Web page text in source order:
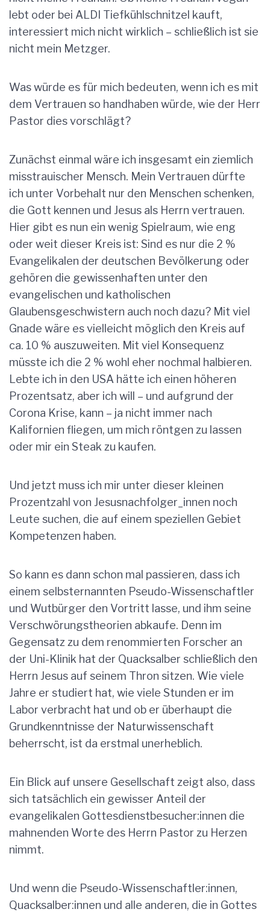
lebt oder bei ALDI Tiefkühlschnitzel kauft,
interessiert mich nicht wirklich – schließlich ist sie
nicht mein Metzger.
Was würde es für mich bedeuten, wenn ich es mit
dem Vertrauen so handhaben würde, wie der Herr
Pastor dies vorschlägt?
Zunächst einmal wäre ich insgesamt ein ziemlich
misstrauischer Mensch. Mein Vertrauen dürfte
ich unter Vorbehalt nur den Menschen schenken,
die Gott kennen und Jesus als Herrn vertrauen.
Hier gibt es nun ein wenig Spielraum, wie eng
oder weit dieser Kreis ist: Sind es nur die 2 %
Evangelikalen der deutschen Bevölkerung oder
gehören die gewissenhaften unter den
evangelischen und katholischen
Glaubensgeschwistern auch noch dazu? Mit viel
Gnade wäre es vielleicht möglich den Kreis auf
ca. 10 % auszuweiten. Mit viel Konsequenz
müsste ich die 2 % wohl eher nochmal halbieren.
Lebte ich in den USA hätte ich einen höheren
Prozentsatz, aber ich will – und aufgrund der
Corona Krise, kann – ja nicht immer nach
Kalifornien fliegen, um mich röntgen zu lassen
oder mir ein Steak zu kaufen.
Und jetzt muss ich mir unter dieser kleinen
Prozentzahl von Jesusnachfolger_innen noch
Leute suchen, die auf einem speziellen Gebiet
Kompetenzen haben.
So kann es dann schon mal passieren, dass ich
einem selbsternannten Pseudo-Wissenschaftler
und Wutbürger den Vortritt lasse, und ihm seine
Verschwörungstheorien abkaufe. Denn im
Gegensatz zu dem renommierten Forscher an
der Uni-Klinik hat der Quacksalber schließlich den
Herrn Jesus auf seinem Thron sitzen. Wie viele
Jahre er studiert hat, wie viele Stunden er im
Labor verbracht hat und ob er überhaupt die
Grundkenntnisse der Naturwissenschaft
beherrscht, ist da erstmal unerheblich.
Ein Blick auf unsere Gesellschaft zeigt also, dass
sich tatsächlich ein gewisser Anteil der
evangelikalen Gottesdienstbesucher:innen die
mahnenden Worte des Herrn Pastor zu Herzen
nimmt.
Und wenn die Pseudo-Wissenschaftler:innen,
Quacksalber:innen und alle anderen, die in Gottes